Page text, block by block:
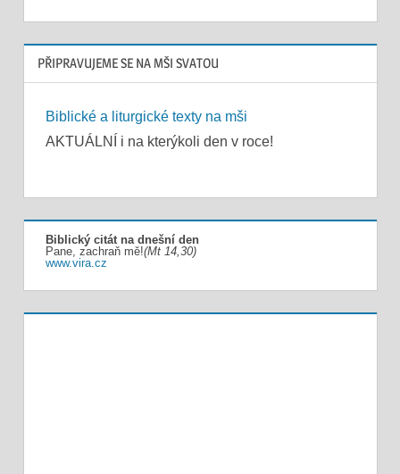
PŘIPRAVUJEME SE NA MŠI SVATOU
Biblické a liturgické texty na mši
AKTUÁLNÍ i na kterýkoli den v roce!
Biblický citát na dnešní den
Pane, zachraň mě!(Mt 14,30)
www.vira.cz